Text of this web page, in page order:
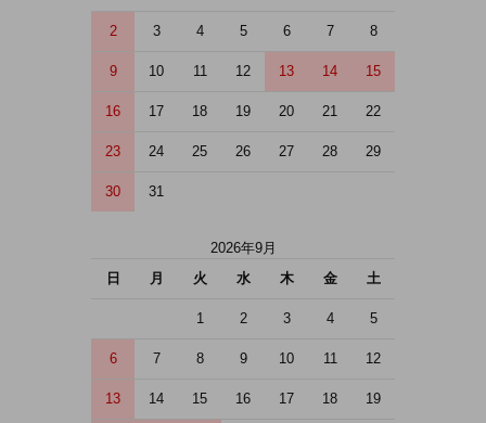
2 3 4 5 6 7 8
9 10 11 12 13 14 15
16 17 18 19 20 21 22
23 24 25 26 27 28 29
30 31
2026年9月
日
月 火 水 木 金 土
1 2 3 4 5
6 7 8 9 10 11 12
13 14 15 16 17 18 19